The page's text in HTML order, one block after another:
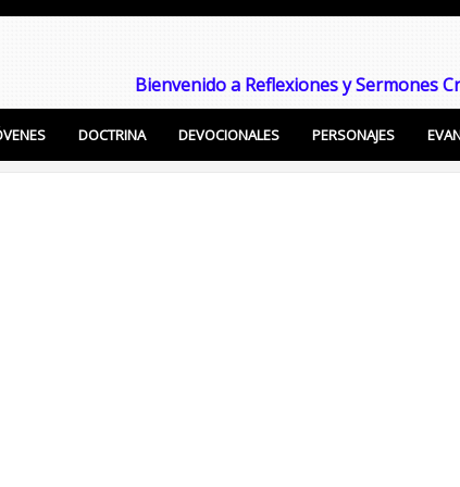
Bienvenido a Reflexiones y Sermones
Enseñanzas Cristianas, Sermones, Temas Bíblicos para
DOCTRINA DEVOCIONALES PERSONAJES